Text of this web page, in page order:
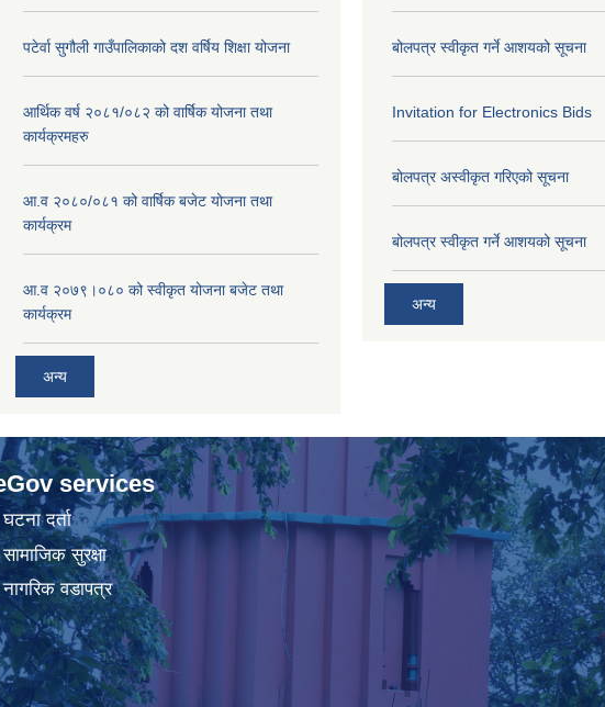
पटेर्वा सुगौली गाउँपालिकाको दश वर्षिय शिक्षा योजना
आर्थिक वर्ष २०८१/०८२ को वार्षिक योजना तथा
कार्यक्रमहरु
आ.व २०८०/०८१ को वार्षिक बजेट योजना तथा
कार्यक्रम
आ.व २०७९।०८० को स्वीकृत योजना बजेट तथा
कार्यक्रम
अन्य
बोलपत्र स्वीकृत गर्ने आशयको सूचना
Invitation for Electronics Bids
बोलपत्र अस्वीकृत गरिएको सूचना
बोलपत्र स्वीकृत गर्ने आशयको सूचना
अन्य
services
घटना दर्ता
सामाजिक सुरक्षा
नागरिक वडापत्र